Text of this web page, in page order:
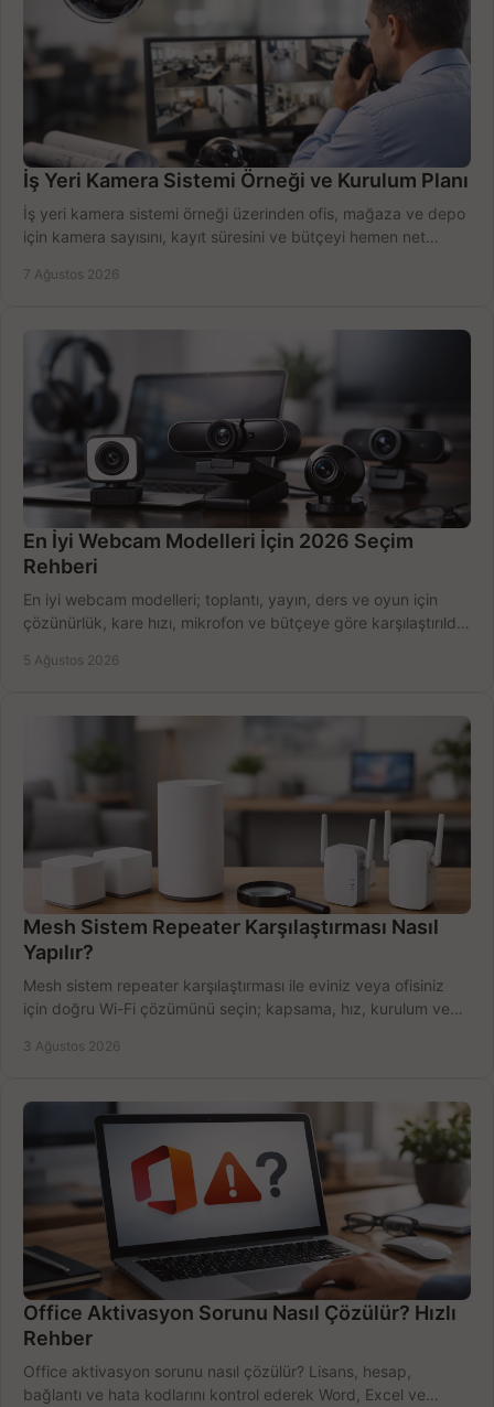
İş Yeri Kamera Sistemi Örneği ve Kurulum Planı
İş yeri kamera sistemi örneği üzerinden ofis, mağaza ve depo
için kamera sayısını, kayıt süresini ve bütçeyi hemen net
7 Ağustos 2026
En İyi Webcam Modelleri İçin 2026 Seçim
Rehberi
En iyi webcam modelleri; toplantı, yayın, ders ve oyun için
çözünürlük, kare hızı, mikrofon ve bütçeye göre karşılaştırıldı.
5 Ağustos 2026
Mesh Sistem Repeater Karşılaştırması Nasıl
Yapılır?
Mesh sistem repeater karşılaştırması ile eviniz veya ofisiniz
için doğru Wi-Fi çözümünü seçin; kapsama, hız, kurulum ve
3 Ağustos 2026
Office Aktivasyon Sorunu Nasıl Çözülür? Hızlı
Rehber
Office aktivasyon sorunu nasıl çözülür? Lisans, hesap,
bağlantı ve hata kodlarını kontrol ederek Word, Excel ve